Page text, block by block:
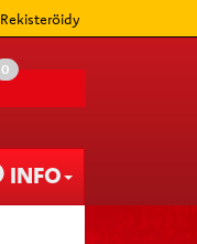
Rekisteröidy
0
INFO